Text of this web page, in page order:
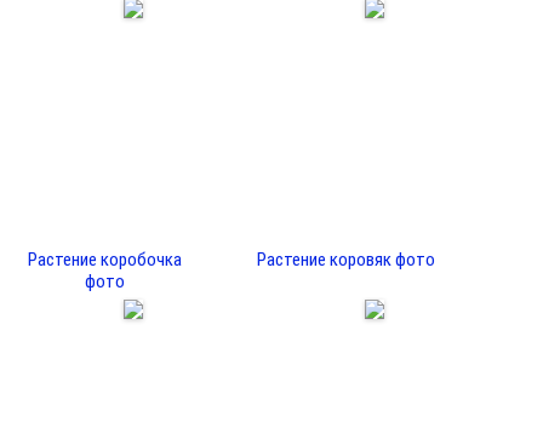
Растение коробочка
фото
Растение коровяк фото